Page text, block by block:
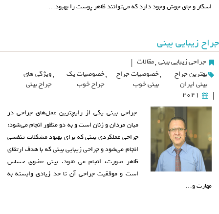
اسکار و جای جوش وجود دارد که می‌توانند ظاهر پوست را بهبود…
جراح زیبایی بینی
جراحی زیبایی بینی ,مقالات |
بهترین جراح
بینی ایران
,خصوصیات جراح
بینی خوب
,خصوصیات یک
جراح خوب
,ویژگی های
جراح بینی
|
2021
جراحی بینی یکی از رایج‌ترین عمل‌های جراحی در
میان مردان و زنان است و به دو منظور انجام می‌شود:
جراحی عملکردی بینی که برای بهبود مشکلات تنفسی
انجام می‌شود و جراحی زیبایی بینی که با هدف ارتقای
ظاهر صورت، انجام می شود. بینی عضوی حساس
است و موفقیت جراحی آن تا حد زیادی وابسته به
مهارت و…